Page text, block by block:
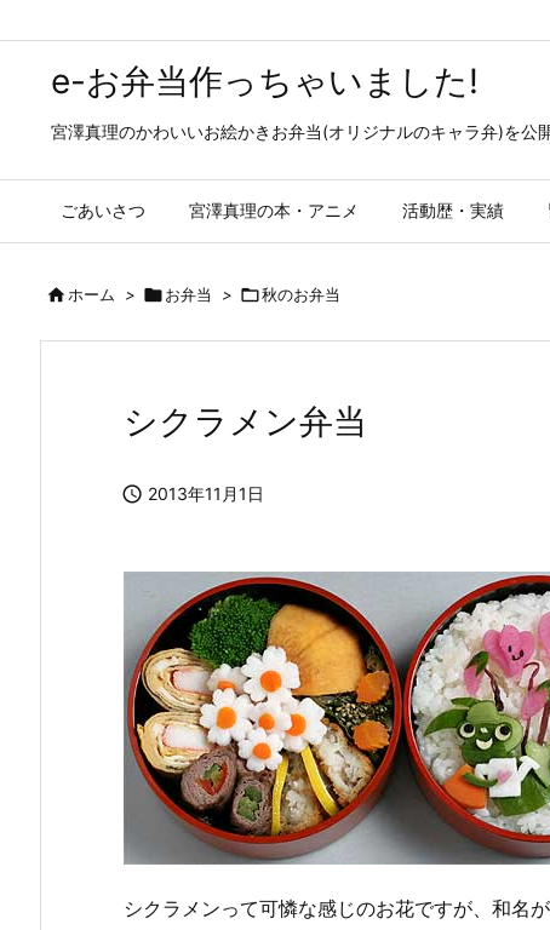
e-お弁当作っちゃいました!
宮澤真理のかわいいお絵かきお弁当(オリジナルのキャラ弁)を
ごあいさつ 宮澤真理の本・アニメ 活動歴・実績
ホーム > お弁当 > 秋のお弁当
シクラメン弁当
 2013年11月1日
シクラメンって可憐な感じのお花ですが、和名